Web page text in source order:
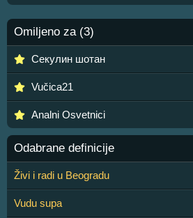
Omiljeno za (3)
Секулин шотан
Vučica21
Analni Osvetnici
Odabrane definicije
Živi i radi u Beogradu
Vudu supa